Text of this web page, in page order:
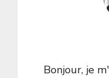
Bonjour, je